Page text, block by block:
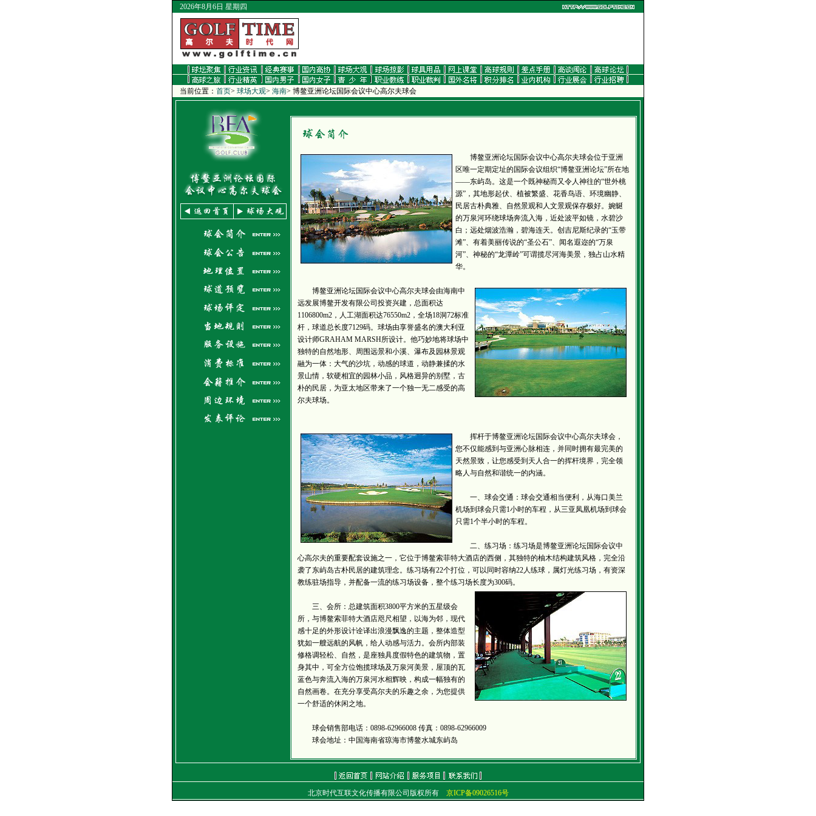
2026年8月6日 星期四
当前位置： 首页> 球场大观> 海南> 博鳌亚洲论坛国际会议中心高尔夫球会
博鳌亚洲论坛国际会议中心高尔夫球会位于亚洲
区唯一定期定址的国际会议组织“博鳌亚洲论坛”所在地
——东屿岛。这是一个既神秘而又令人神往的“世外桃
源”，其地形起伏、植被繁盛、花香鸟语、环境幽静、
民居古朴典雅、自然景观和人文景观保存极好。婉蜒
的万泉河环绕球场奔流入海，近处波平如镜，水碧沙
白；远处烟波浩瀚，碧海连天。创吉尼斯纪录的“玉带
滩”、有着美丽传说的“圣公石”、闻名遐迩的“万泉
河”、神秘的“龙潭岭”可谓揽尽河海美景，独占山水精
华。
博鳌亚洲论坛国际会议中心高尔夫球会由海南中
远发展博鳌开发有限公司投资兴建，总面积达
1106800m2，人工湖面积达76550m2，全场18洞72标准
杆，球道总长度7129码。球场由享誉盛名的澳大利亚
设计师GRAHAM MARSH所设计。他巧妙地将球场中
独特的自然地形、周围远景和小溪、瀑布及园林景观
融为一体：大气的沙坑，动感的球道，动静兼揉的水
景山情，软硬相宜的园林小品，风格迥异的别墅，古
朴的民居，为亚太地区带来了一个独一无二感受的高
尔夫球场。
挥杆于博鳌亚洲论坛国际会议中心高尔夫球会，
您不仅能感到与亚洲心脉相连，并同时拥有最完美的
天然景致，让您感受到天人合一的挥杆境界，完全领
略人与自然和谐统一的内涵。
一、球会交通：球会交通相当便利，从海口美兰
机场到球会只需1小时的车程，从三亚凤凰机场到球会
只需1个半小时的车程。
二、练习场：练习场是博鳌亚洲论坛国际会议中
心高尔夫的重要配套设施之一，它位于博鳌索菲特大酒店的西侧，其独特的柚木结构建筑风格，完全沿
袭了东屿岛古朴民居的建筑理念。练习场有22个打位，可以同时容纳22人练球，属灯光练习场，有资深
教练驻场指导，并配备一流的练习场设备，整个练习场长度为300码。
三、会所：总建筑面积3800平方米的五星级会
所，与博鳌索菲特大酒店咫尺相望，以海为邻，现代
感十足的外形设计诠译出浪漫飘逸的主题，整体造型
犹如一艘远航的风帆，给人动感与活力。会所内部装
修格调轻松、自然，是座独具度假特色的建筑物，置
身其中，可全方位饱揽球场及万泉河美景，屋顶的瓦
蓝色与奔流入海的万泉河水相辉映，构成一幅独有的
自然画卷。在充分享受高尔夫的乐趣之余，为您提供
一个舒适的休闲之地。
球会销售部电话：0898-62966008 传真：0898-62966009
球会地址：中国海南省琼海市博鳌水城东屿岛
北京时代互联文化传播有限公司版权所有 京ICP备09026516号